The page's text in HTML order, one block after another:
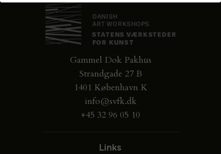
Gammel Dok Pakhus
Strandgade 27 B
1401 København K
info@svfk.dk
+45 32 96 05 10
Links